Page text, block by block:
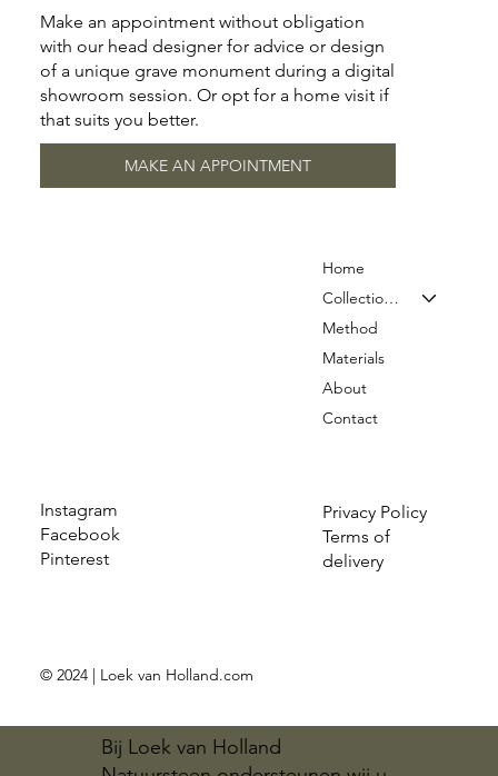
Bij Loek van Holland
Instagram
Facebook
Pinterest
Privacy Policy
Terms of
delivery
Home
Collection & Prices
Method
Materials
About
Contact
© 2024 | Loek van Holland.com
Make an appointment without obligation
with our head designer for advice or design
of a unique grave monument during a digital
showroom session. Or opt for a home visit if
that suits you better.
MAKE AN APPOINTMENT